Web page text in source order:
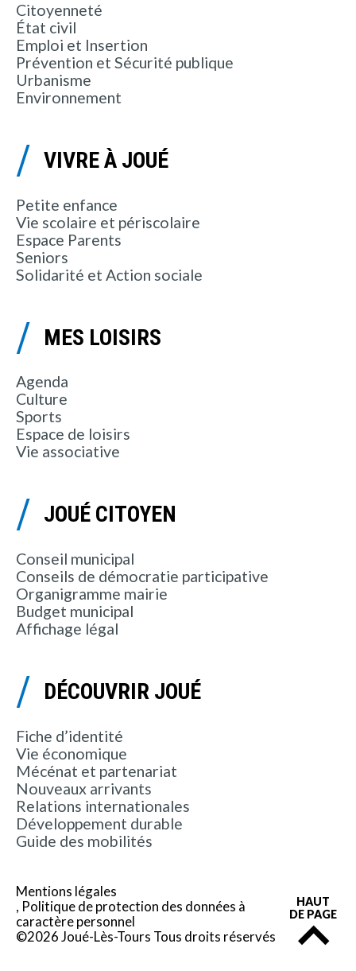
Citoyenneté
État civil
Emploi et Insertion
Prévention et Sécurité publique
Urbanisme
Environnement
VIVRE À JOUÉ
Petite enfance
Vie scolaire et périscolaire
Espace Parents
Seniors
Solidarité et Action sociale
MES LOISIRS
Agenda
Culture
Sports
Espace de loisirs
Vie associative
JOUÉ CITOYEN
Conseil municipal
Conseils de démocratie participative
Organigramme mairie
Budget municipal
Affichage légal
DÉCOUVRIR JOUÉ
Fiche d’identité
Vie économique
Mécénat et partenariat
Nouveaux arrivants
Relations internationales
Développement durable
Guide des mobilités
Mentions légales
Politique de protection des données à
caractère personnel
©2026 Joué-Lès-Tours Tous droits réservés
HAUT
DE PAGE